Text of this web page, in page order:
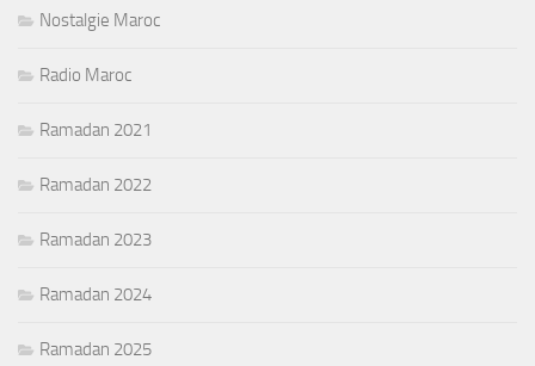
Nostalgie Maroc
Radio Maroc
Ramadan 2021
Ramadan 2022
Ramadan 2023
Ramadan 2024
Ramadan 2025